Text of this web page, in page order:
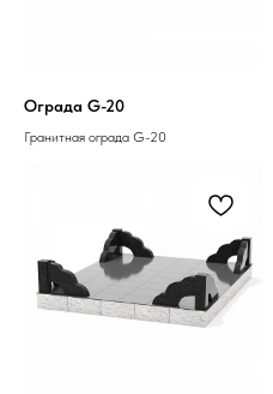
Ограда G-20
Гранитная ограда G-20